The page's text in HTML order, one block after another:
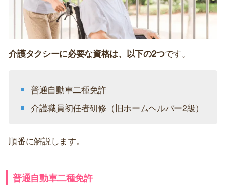
介護タクシーに必要な資格は、以下の2つです。
普通自動車二種免許
介護職員初任者研修（旧ホームヘルパー2級）
順番に解説します。
普通自動車二種免許